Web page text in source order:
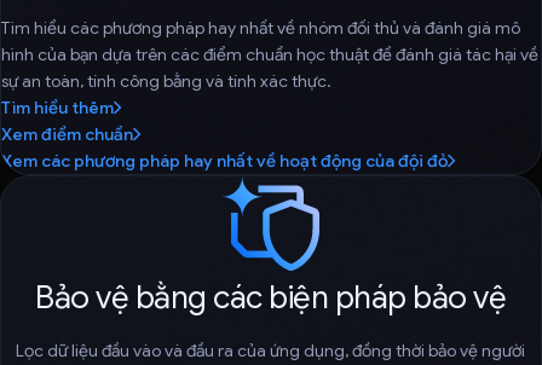
Tìm hiểu các phương pháp hay nhất về nhóm đối thủ và đánh giá mô
hình của bạn dựa trên các điểm chuẩn học thuật để đánh giá tác hại về
sự an toàn, tính công bằng và tính xác thực.
Tìm hiểu thêm
Xem điểm chuẩn
Xem các phương pháp hay nhất về hoạt động của đội đỏ
Bảo vệ bằng các biện pháp bảo vệ
Lọc dữ liệu đầu vào và đầu ra của ứng dụng, đồng thời bảo vệ người